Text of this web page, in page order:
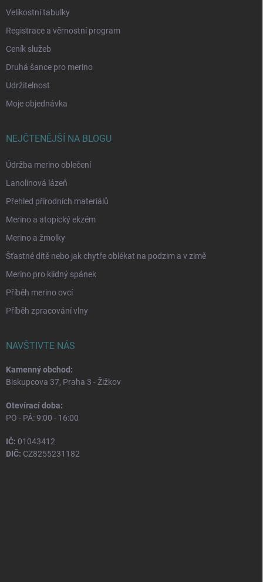
Velikostní tabulky
Registrace a věrnostní program
Ceník služeb
Druhá šance pro merino
Udržitelnost
Moje objednávka
NEJČTENĚJŠÍ NA BLOGU
Údržba merino oblečení
Lanolinová lázeň
Přehled přírodních materiálů
Merino a atopický ekzém
Merino a žmolky
Šťastné dítě nebo jak chytře oblékat na podzim a v zimě
Merino pro klidný spánek
Příběh merino ovcí
Příběh zpracování vlny
NAVŠTIVTE NÁS
Kamenný obchod:
Biskupcova 37, Praha 3 - Žižkov
Otevírací doba:
PO - PÁ: 9:00 - 16:00
IČ: 01043412
DIČ: CZ8255231182